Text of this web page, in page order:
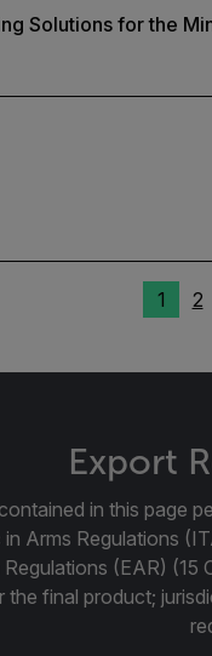
Solutions for the
1 2
Export
in this page
Arms Regulations
(EAR)
final product;